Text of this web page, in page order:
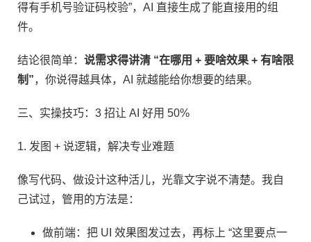
得有手机号验证码校验”，AI 直接生成了能直接用的组
件。​
结论很简单： 说需求得讲清 “在哪用 + 要啥效果 + 有啥限
制”，你说得越具体，AI 就越能给你想要的结果。​
三、实操技巧：3 招让 AI 好用 50%​
1. 发图 + 说逻辑，解决专业难题​
像写代码、做设计这种活儿，光靠文字说不清楚。我自
己试过，管用的方法是：​
做前端：把 UI 效果图发过去，再标上 “这里要点一